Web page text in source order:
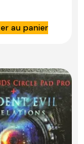
+ Jamboree
au panier